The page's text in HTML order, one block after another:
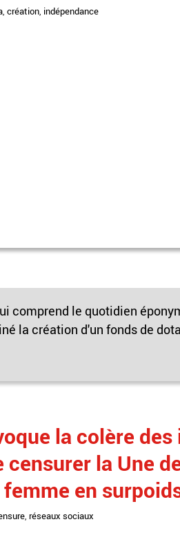
, création, indépendance
comprend le quotidien
la création d'un fonds de
la colère
la Une
en
réseaux sociaux